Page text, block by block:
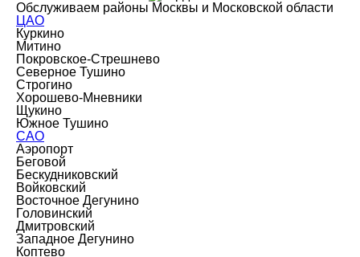
Обслуживаем районы Москвы и Московской области
ЦАО
Куркино
Митино
Покровское-Стрешнево
Северное Тушино
Строгино
Хорошево-Мневники
Щукино
Южное Тушино
САО
Аэропорт
Беговой
Бескудниковский
Войковский
Восточное Дегунино
Головинский
Дмитровский
Западное Дегунино
Коптево